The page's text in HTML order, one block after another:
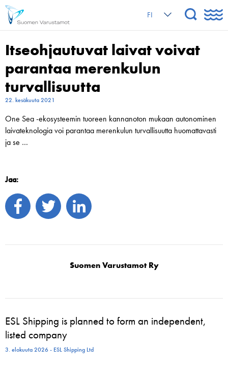
FI
Itseohjautuvat laivat voivat
parantaa merenkulun
turvallisuutta
22. kesäkuuta 2021
One Sea -ekosysteemin tuoreen kannanoton mukaan autonominen
laivateknologia voi parantaa merenkulun turvallisuutta huomattavasti
ja se …
Jaa:
Suomen Varustamot Ry
ESL Shipping is planned to form an independent,
listed company
3. elokuuta 2026 - ESL Shipping Ltd